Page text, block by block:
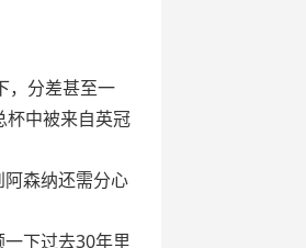
，分差甚至一
杯中被来自英冠
森纳还需分心
下过去30年里